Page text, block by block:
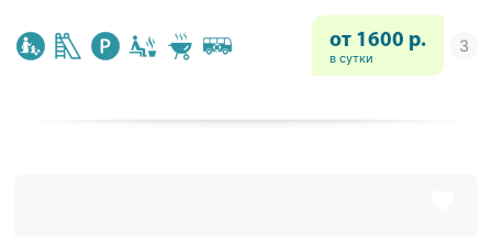
от 1600 р.
в сутки